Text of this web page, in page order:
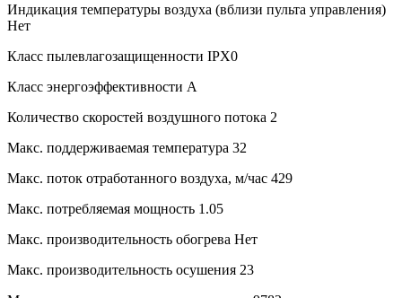
Индикация температуры воздуха (вблизи пульта управления)
Нет
Класс пылевлагозащищенности IPX0
Класс энергоэффективности A
Количество скоростей воздушного потока 2
Макс. поддерживаемая температура 32
Макс. поток отработанного воздуха, м/час 429
Макс. потребляемая мощность 1.05
Макс. производительность обогрева Нет
Макс. производительность осушения 23